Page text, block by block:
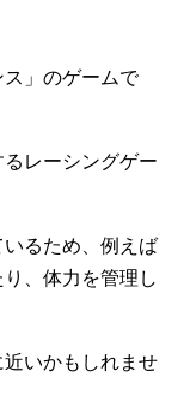
」のゲームで
レーシングゲー
るため、例えば
、体力を管理し
いかもしれませ